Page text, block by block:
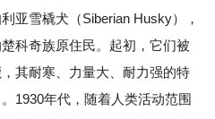
雪橇犬（Siberian Husky），
科奇族原住民。起初，它们被
其耐寒、力量大、耐力强的特
1930年代，随着人类活动范围